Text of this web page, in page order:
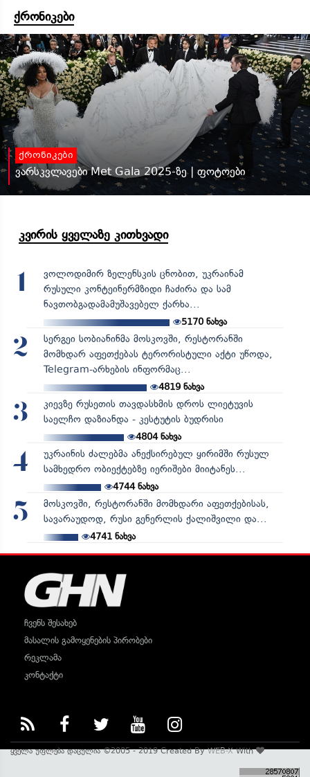
ქრონიკები
ქრონიკები
ვარსკვლავები Met Gala 2025-ზე | ფოტოები
კვირის ყველაზე კითხვადი
1
ვოლოდიმირ ზელენსკის ცნობით, უკრაინამ
რუსული კონტეინერმზიდი ჩაძირა და სამ
ნავთობგადამამუშავებელ ქარხა...
5170ნახვა
2
სერგეი სობიანინმა მოსკოვში, რესტორანში
მომხდარ აფეთქებას ტერორისტული აქტი უწოდა,
Telegram-არხების ინფორმაც...
4819ნახვა
3
კიევზე რუსეთის თავდასხმის დროს ლიეტუვის
საელჩო დაზიანდა - კესტუტის ბუდრისი
4804ნახვა
4
უკრაინის ძალებმა ანექსირებულ ყირიმში რუსულ
სამხედრო ობიექტებზე იერიშები მიიტანეს...
4744ნახვა
5
მოსკოვში, რესტორანში მომხდარი აფეთქებისას,
სავარაუდოდ, რუსი გენერლის ქალიშვილი და...
4741ნახვა
ჩვენს შესახებ
მასალის გამოყენების პირობები
რეკლამა
კონტაქტი
ყველა უფლება დაცულია ©2005 - 2019 Created ByWEB-XWith